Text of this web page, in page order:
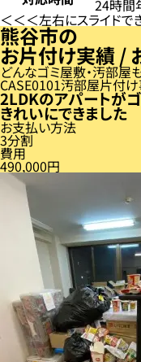
24時間
左右にスライドで
熊谷市の
お片付け実績 /
どんなゴミ屋敷・汚部屋
CASE 01汚部屋片付
2LDKのアパートが
きれいにできました
お支払い方法
3分割
費用
490,000円